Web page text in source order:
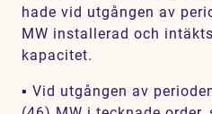
hade vid utgången av
MW installerad och
kapacitet.
▪ Vid utgången av